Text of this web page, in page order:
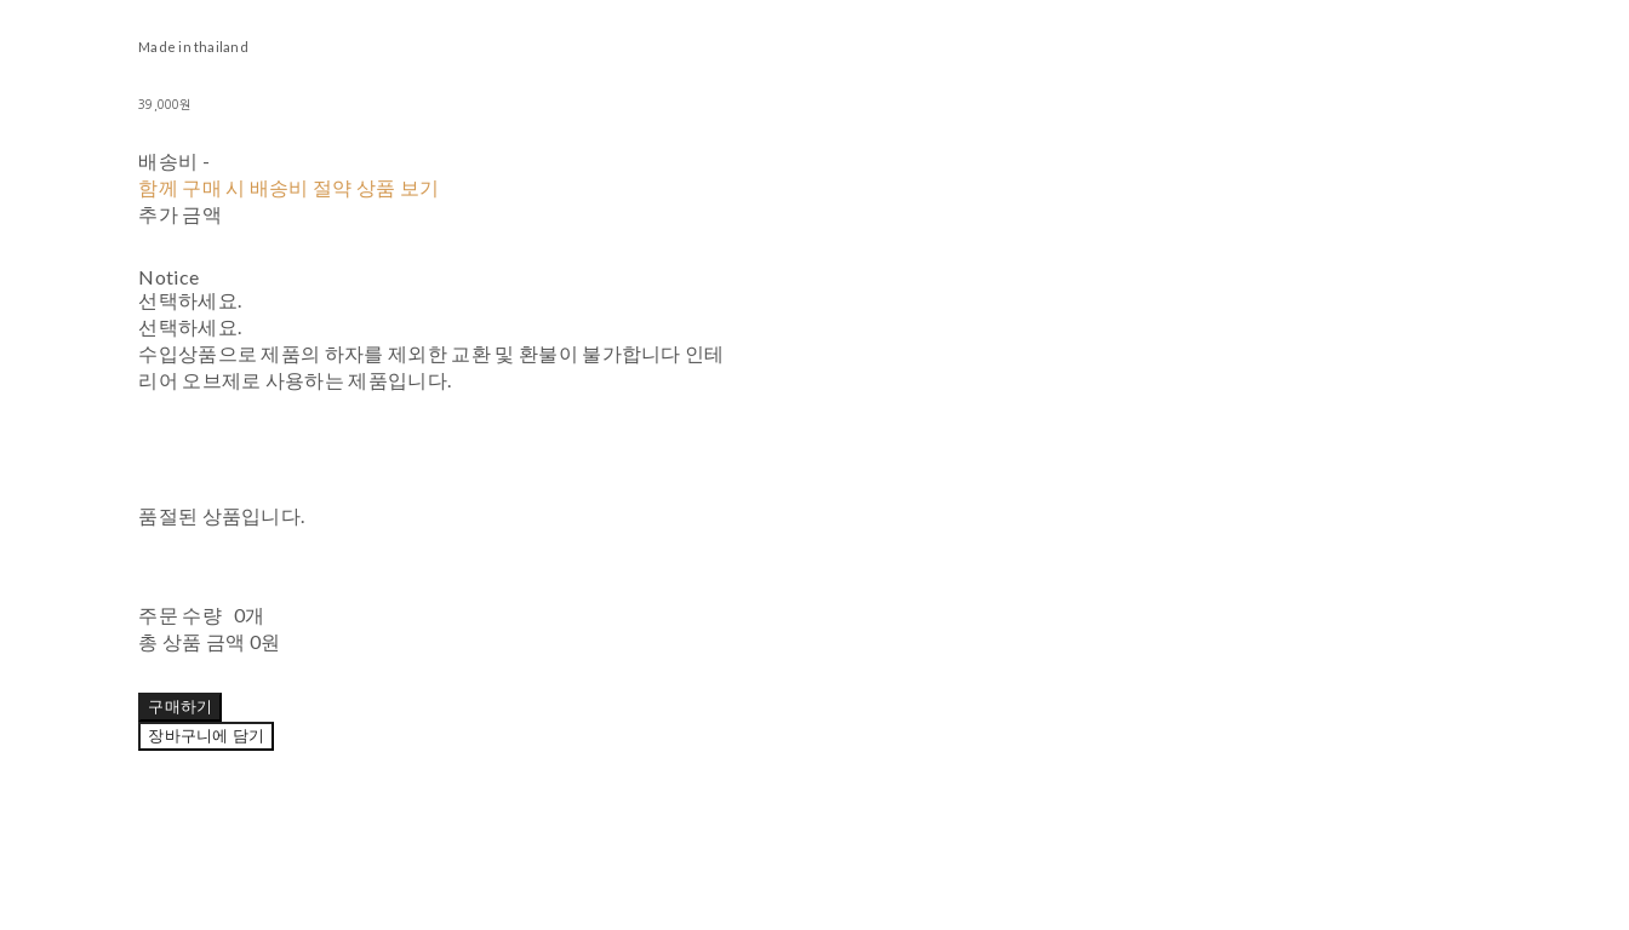
Made in thailand
39,000원
배송비 -
함께 구매 시 배송비 절약 상품 보기
추가 금액
Notice
선택하세요.
선택하세요.
수입상품으로 제품의 하자를 제외한 교환 및 환불이 불가합니다 인테
리어 오브제로 사용하는 제품입니다.
품절된 상품입니다.
주문 수량 0개
총 상품 금액 0원
구매하기
장바구니에 담기